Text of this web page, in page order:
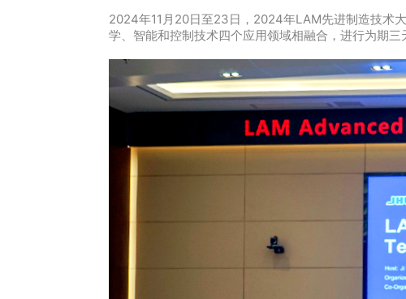
2024年11月20日至23日，2024年LAM先进制造技术
学、智能和控制技术四个应用领域相融合，进行为期三